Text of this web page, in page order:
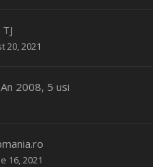
20, 2021
2008, 5 usi
16, 2021